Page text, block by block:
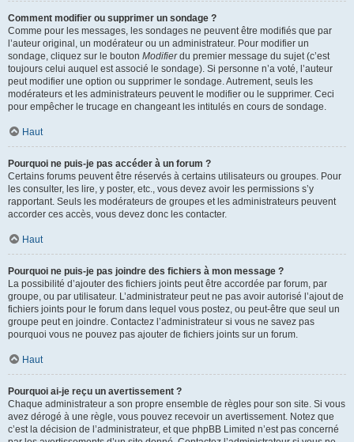
Comment modifier ou supprimer un sondage ?
Comme pour les messages, les sondages ne peuvent être modifiés que par
l’auteur original, un modérateur ou un administrateur. Pour modifier un
sondage, cliquez sur le bouton Modifierdu premier message du sujet (c’est
toujours celui auquel est associé le sondage). Si personne n’a voté, l’auteur
peut modifier une option ou supprimer le sondage. Autrement, seuls les
modérateurs et les administrateurs peuvent le modifier ou le supprimer. Ceci
pour empêcher le trucage en changeant les intitulés en cours de sondage.
Haut
Pourquoi ne puis-je pas accéder à un forum ?
Certains forums peuvent être réservés à certains utilisateurs ou groupes. Pour
les consulter, les lire, y poster, etc., vous devez avoir les permissions s’y
rapportant. Seuls les modérateurs de groupes et les administrateurs peuvent
accorder ces accès, vous devez donc les contacter.
Haut
Pourquoi ne puis-je pas joindre des fichiers à mon message ?
La possibilité d’ajouter des fichiers joints peut être accordée par forum, par
groupe, ou par utilisateur. L’administrateur peut ne pas avoir autorisé l’ajout de
fichiers joints pour le forum dans lequel vous postez, ou peut-être que seul un
groupe peut en joindre. Contactez l’administrateur si vous ne savez pas
pourquoi vous ne pouvez pas ajouter de fichiers joints sur un forum.
Haut
Pourquoi ai-je reçu un avertissement ?
Chaque administrateur a son propre ensemble de règles pour son site. Si vous
avez dérogé à une règle, vous pouvez recevoir un avertissement. Notez que
c’est la décision de l’administrateur, et que phpBB Limited n’est pas concerné